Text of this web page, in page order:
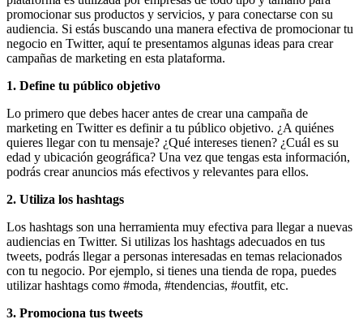
mirada
estratégica
y
versátil
del
Marketing
en
LATAM
|
Bitácora
social
de
Mercadeo
Interactivo,
Medios,
Publicidad,
Marketing,
Campañas
Publicitarias,
Agencias,
Negocios,
promocionar sus productos y servicios, y para conectarse con su
audiencia. Si estás buscando una manera efectiva de promocionar tu
negocio en Twitter, aquí te presentamos algunas ideas para crear
campañas de marketing en esta plataforma.
1. Define tu público objetivo
Lo primero que debes hacer antes de crear una campaña de
marketing en Twitter es definir a tu público objetivo. ¿A quiénes
quieres llegar con tu mensaje? ¿Qué intereses tienen? ¿Cuál es su
edad y ubicación geográfica? Una vez que tengas esta información,
podrás crear anuncios más efectivos y relevantes para ellos.
2. Utiliza los hashtags
Los hashtags son una herramienta muy efectiva para llegar a nuevas
audiencias en Twitter. Si utilizas los hashtags adecuados en tus
tweets, podrás llegar a personas interesadas en temas relacionados
con tu negocio. Por ejemplo, si tienes una tienda de ropa, puedes
utilizar hashtags como #moda, #tendencias, #outfit, etc.
3. Promociona tus tweets